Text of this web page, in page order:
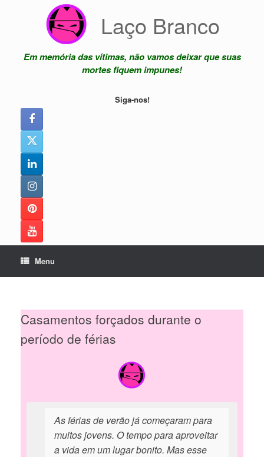
Laço Branco
Em memória das vítimas, não vamos deixar que suas
mortes fiquem impunes!
Siga-nos!
Menu
Casamentos forçados durante o
período de férias
As férias de verão já começaram para
muitos jovens. O tempo para aproveitar
a vida em um lugar bonito. Mas esse